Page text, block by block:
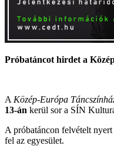
Próbatáncot hirdet a
A Közép-Európa
13-án kerül sor a SÍN
A próbatáncon felvételt
fel az egyesület.